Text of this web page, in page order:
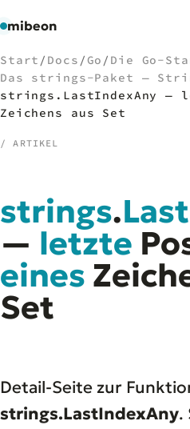
mibeon
02MB
03Projekte
Leistungen
Docs
06Tools
07 Welten
Start / Docs /Go / Die Go-
Das strings-Paket —
strings.LastIndexAny —
Zeichens aus Set
/ ARTIKEL
strings.
— letzte
eines
Set
Detail-Seite zur
strings.LastIndexAny.